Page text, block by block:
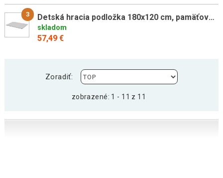
3 Detská hracia podložka 180x120 cm, pamäťová pena, sivá
skladom
57,49 €
Zoradiť:
zobrazené: 1 - 11 z 11